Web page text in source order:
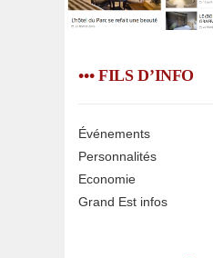
••• FILS D’INFO
Événements
Personnalités
Economie
Grand Est infos